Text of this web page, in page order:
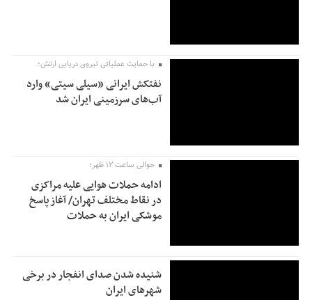
جهانگیر: امروز خبرنگاران ایران به عنوان خار چشم می‌درخشند
اتفاق عجیب در استقلال؛ امضای شجاعی پای صورت‌های مالی ٩ماه
با حمایت عملیاتی نیروی دریایی ارتش؛
نفتکش ایرانی «سیلی سیتی» وارد
آب‌های سرزمینی ایران شد
حوالی ساعت ۱۲ ظهر؛
ادامه حملات هوایی علیه مراکزی
در نقاط مختلف تهران/ آغاز پاسخ
موشکی ایران به حملات
شنیده شدن صدای انفجار در برخی
شهرهای ایران